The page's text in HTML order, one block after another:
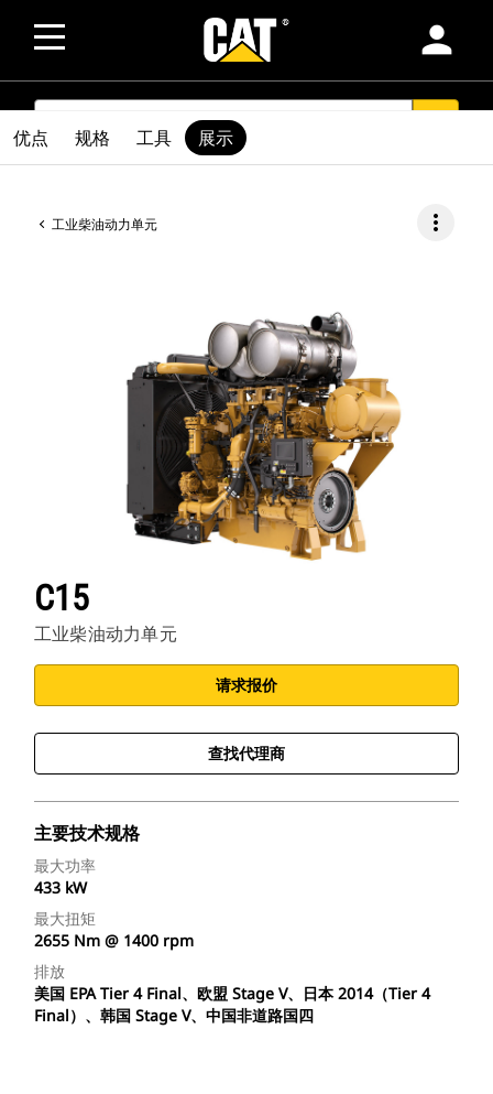
person
SEARCH
工业柴油动力单元 more_vert
C15
工业柴油动力单元
请求报价
查找代理商
主要技术规格
最大功率
433 kW
最大扭矩
2655 Nm @ 1400 rpm
排放
美国 EPA Tier 4 Final、欧盟 Stage V、日本 2014（Tier 4
Final）、韩国 Stage V、中国非道路国四
优点 规格 工具 展示